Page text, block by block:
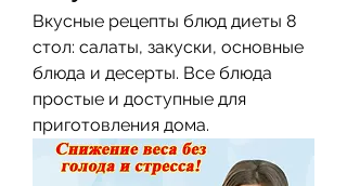
Вкусные рецепты блюд диеты 8
стол: салаты, закуски, основные
блюда и десерты. Все блюда
простые и доступные для
приготовления дома.